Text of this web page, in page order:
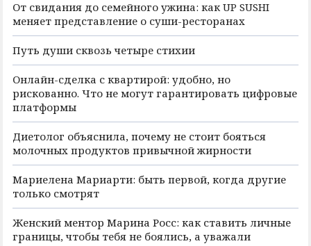
От свидания до семейного ужина: как UP SUSHI
меняет представление о суши-ресторанах
Путь души сквозь четыре стихии
Онлайн-сделка с квартирой: удобно, но
рискованно. Что не могут гарантировать цифровые
платформы
Диетолог объяснила, почему не стоит бояться
молочных продуктов привычной жирности
Мариелена Мариарти: быть первой, когда другие
только смотрят
Женский ментор Марина Росс: как ставить личные
границы, чтобы тебя не боялись, а уважали